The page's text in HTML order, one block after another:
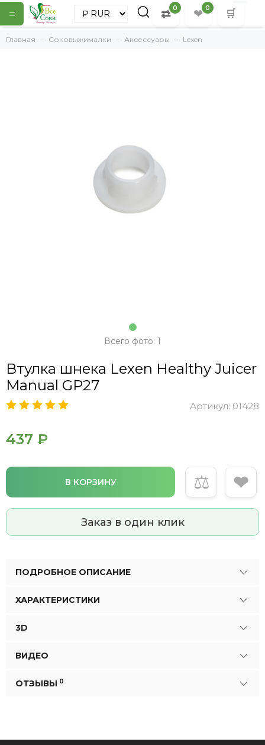
= ⇄ 0 ❤ 0 🛒
Главная Соковыжималки Аксессуары Lexen
Всего фото: 1
Втулка шнека Lexen Healthy Juicer
Manual GP27
Артикул: 01428
437 ₽
В КОРЗИНУ ⚖ ❤
Заказ в один клик
ПОДРОБНОЕ ОПИСАНИЕ
ХАРАКТЕРИСТИКИ
3D
ВИДЕО
ОТЗЫВЫ 0